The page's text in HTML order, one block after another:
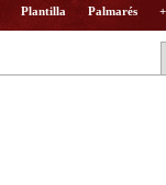
Plantilla Palmarés